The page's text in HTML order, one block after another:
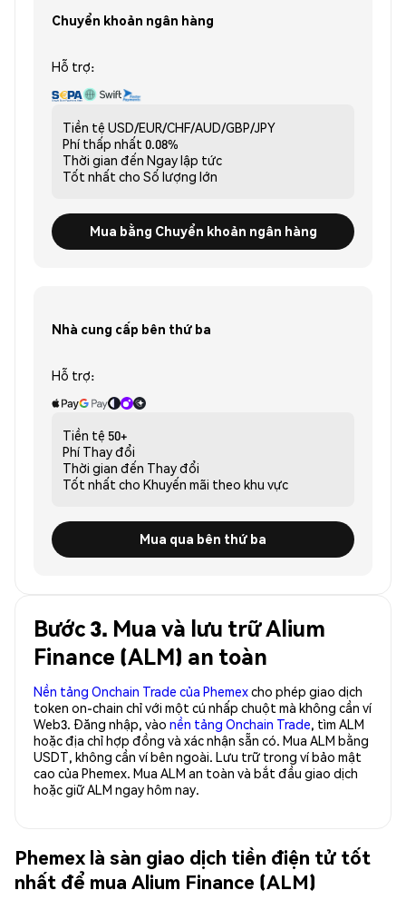
Chuyển khoản ngân hàng
Hỗ trợ:
Tiền tệ USD/EUR/CHF/AUD/GBP/JPY
Phí thấp nhất 0.08%
Thời gian đến Ngay lập tức
Tốt nhất cho Số lượng lớn
Mua bằng Chuyển khoản ngân hàng
Nhà cung cấp bên thứ ba
Hỗ trợ:
Tiền tệ 50+
Phí Thay đổi
Thời gian đến Thay đổi
Tốt nhất cho Khuyến mãi theo khu vực
Mua qua bên thứ ba
Bước 3. Mua và lưu trữ Alium
Finance (ALM) an toàn
Nền tảng Onchain Trade của Phemexcho phép giao dịch
token on-chain chỉ với một cú nhấp chuột mà không cần ví
Web3. Đăng nhập, vào nền tảng Onchain Trade, tìm ALM
hoặc địa chỉ hợp đồng và xác nhận sẵn có. Mua ALM bằng
USDT, không cần ví bên ngoài. Lưu trữ trong ví bảo mật
cao của Phemex. Mua ALM an toàn và bắt đầu giao dịch
hoặc giữ ALM ngay hôm nay.
Phemex là sàn giao dịch tiền điện tử tốt
nhất để mua Alium Finance (ALM)